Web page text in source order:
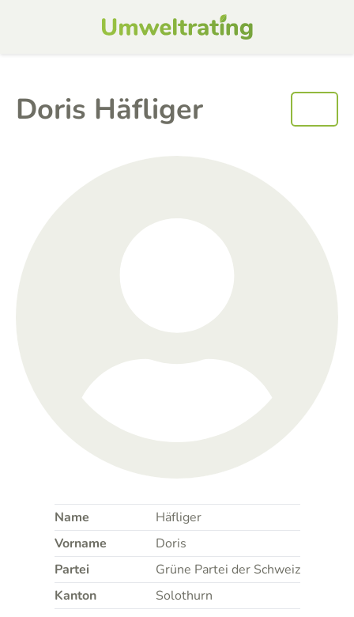
Doris Häfliger
Name
Häfliger
Vorname
Doris
Partei
Grüne Partei der Schweiz
Kanton
Solothurn